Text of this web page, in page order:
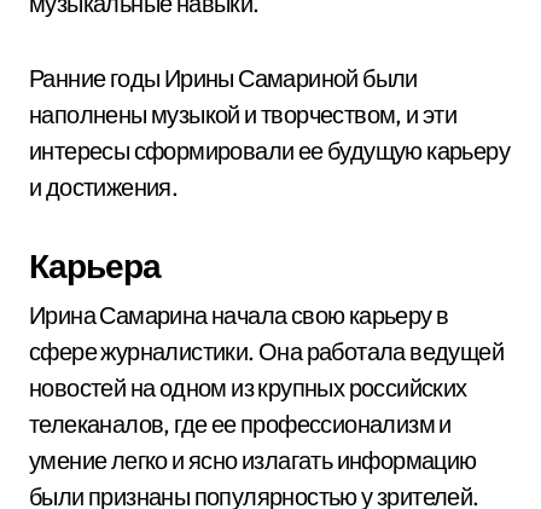
Ранние годы Ирины Самариной были
наполнены музыкой и творчеством, и эти
интересы сформировали ее будущую карьеру
и достижения.
Карьера
Ирина Самарина начала свою карьеру в
сфере журналистики. Она работала ведущей
новостей на одном из крупных российских
телеканалов, где ее профессионализм и
умение легко и ясно излагать информацию
были признаны популярностью у зрителей.